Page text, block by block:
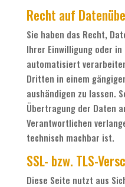
Recht auf
Sie haben das Recht,
Ihrer Einwilligung oder
automatisiert
Dritten in einem
aushändigen zu lassen.
Übertragung der Daten
Verantwortlichen
technisch machbar ist.
SSL- bzw. TLS-
Diese Seite nutzt aus